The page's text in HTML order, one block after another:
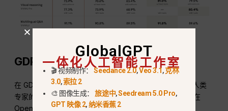
GDPval 胜率
在 GDPval 套件测试的 44 种专业职业中，GPT-5.4 在与人类
专家的竞争中保持了 83% 的胜/平率。这表明该模型拥有在
OpenClaw 框架内做出执行决策所需的深厚领域知识。.
GlobalGPT
一体化人工智能工作室
🎬 视频制作：Seedance 2.0,Veo 3.1,克林
3.0,索拉 2
🎨 图像生成：旅途中,Seedream 5.0 Pro,
GPT 映像 2,纳米香蕉 2